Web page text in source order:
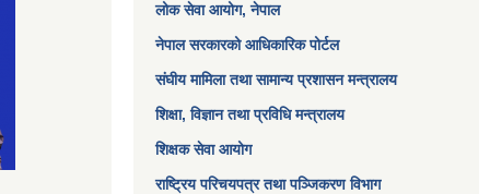
लोक सेवा आयोग, नेपाल
नेपाल सरकारको आधिकारिक पोर्टल
संघीय मामिला तथा सामान्य प्रशासन मन्त्रालय
शिक्षा, विज्ञान तथा प्रविधि मन्त्रालय
शिक्षक सेवा आयोग
राष्ट्रिय परिचयपत्र तथा पञ्जिकरण विभाग